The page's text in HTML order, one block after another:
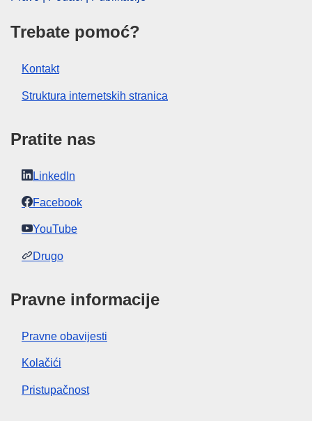
Trebate pomoć?
Kontakt
Struktura internetskih stranica
Pratite nas
LinkedIn
Facebook
YouTube
Drugo
Pravne informacije
Pravne obavijesti
Kolačići
Pristupačnost